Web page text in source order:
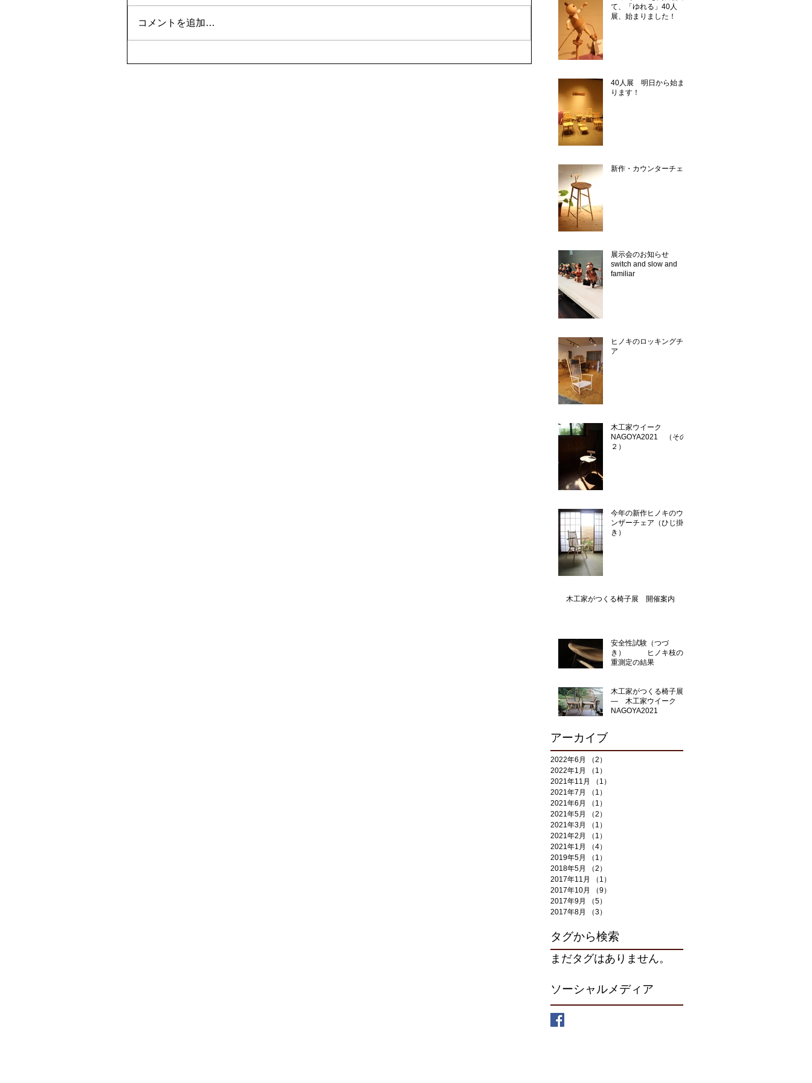
コメントを追加…
て、「ゆれる」40人
展、始まりました！
40人展 明日から始ま
ります！
新作・カウンターチェア
展示会のお知らせ
switch and slow and
familiar
ヒノキのロッキングチェ
ア
木工家ウイーク
NAGOYA2021 （その
２）
今年の新作ヒノキのウイ
ンザーチェア（ひじ掛付
き）
木工家がつくる椅子展 開催案内
安全性試験（つづ
き） ヒノキ枝の比
重測定の結果
木工家がつくる椅子展
― 木工家ウイーク
NAGOYA2021
アーカイブ
2022年6月 （2）
2022年1月
（1）
2021年11月
（1）
2021年7月
（1）
2021年6月
（1）
2021年5月
（2）
2021年3月
（1）
2021年2月
（1）
2021年1月
（4）
2019年5月
（1）
2018年5月
（2）
2017年11月
（1）
2017年10月
（9）
2017年9月
（5）
2017年8月
（3）
タグから検索
まだタグはありません。
ソーシャルメディア